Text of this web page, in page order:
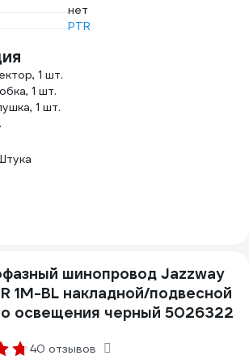
нет
PTR
1 шт.
1 шт.
1 шт.
шинопровод Jazzway
1M-BL накладной/подвесной
освещения черный 5026322
40 отзывов